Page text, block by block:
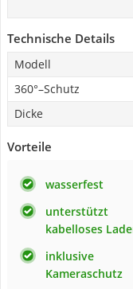
Technische Details
Modell
360°–Schutz
Dicke
Vorteile
wasserfest
unterstützt
kabelloses
inklusive
Kameraschutz